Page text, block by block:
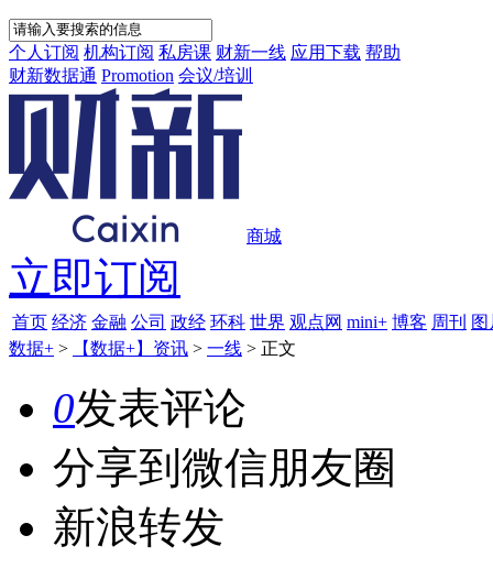
个人订阅 机构订阅 私房课 财新一线 应用下载 帮助
财新数据通 Promotion 会议/培训
商城
立即订阅
首页 经济 金融 公司 政经 环科 世界 观点网 mini+ 博客 周刊 图
数据+ > 【数据+】资讯 > 一线 > 正文
0发表评论
分享到微信朋友圈
新浪转发